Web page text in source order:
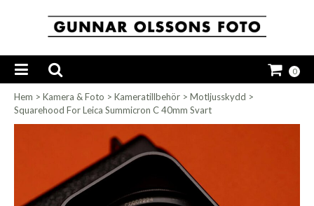
0
Hem > Kamera & Foto > Kameratillbehör > Motljusskydd >
Squarehood For Leica Summicron C 40mm Svart